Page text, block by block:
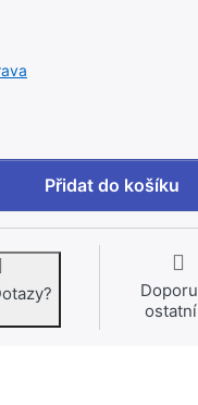
TANGO AET2 0900 L
Přidat do košíku